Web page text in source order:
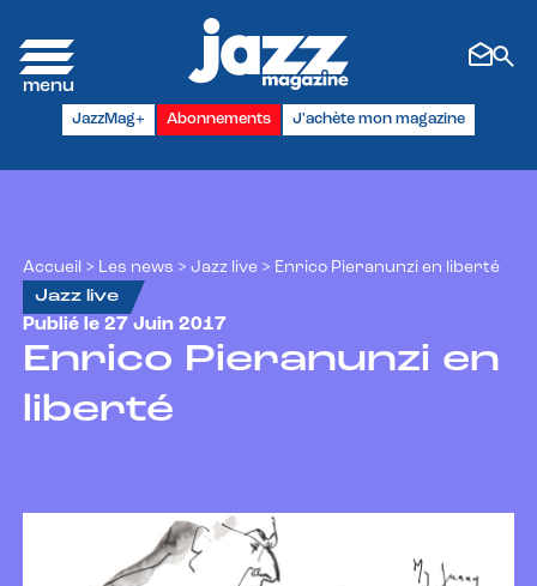
JazzMag+ Abonnements J'achète mon magazine
Accueil > Les news > Jazz live > Enrico Pieranunzi en liberté
Jazz live
Publié le 27 Juin 2017
Enrico Pieranunzi en
liberté